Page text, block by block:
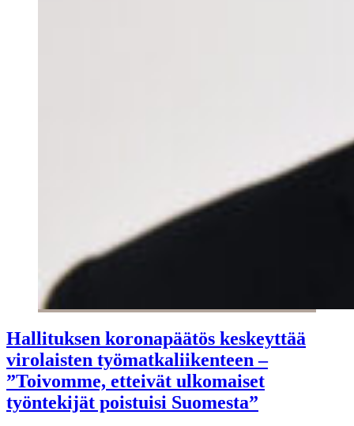
Hallituksen koronapäätös keskeyttää
virolaisten työmatkaliikenteen –
”Toivomme, etteivät ulkomaiset
työntekijät poistuisi Suomesta”